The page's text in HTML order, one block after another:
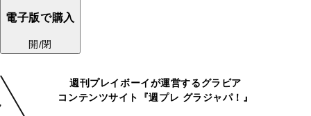
電子版で購入
開/閉
週刊プレイボーイが運営するグラビア
コンテンツサイト『週プレ グラジャパ！』